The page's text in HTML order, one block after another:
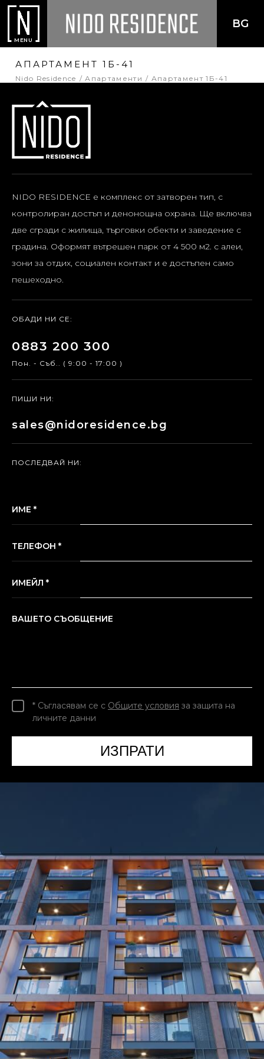
MENU
BG
АПАРТАМЕНТ 1Б-41
Nido Residence Апартаменти Апартамент 1Б-41
NIDO RESIDENCE е комплекс от затворен тип, с
контролиран достъп и денонощна охрана. Ще включва
две сгради с жилища, търговки обекти и заведение с
градина. Оформят вътрешен парк от 4 500 м2. с алеи,
зони за отдих, социален контакт и е достъпен само
пешеходно.
ОБАДИ НИ СЕ:
0883 200 300
Пон. - Съб.. ( 9:00 - 17:00 )
ПИШИ НИ:
sales@nidoresidence.bg
ПОСЛЕДВАЙ НИ:
ИМЕ *
ТЕЛЕФОН *
ИМЕЙЛ *
ВАШЕТО СЪОБЩЕНИЕ
* Съгласявам се с Общите условия за защита на
личните данни